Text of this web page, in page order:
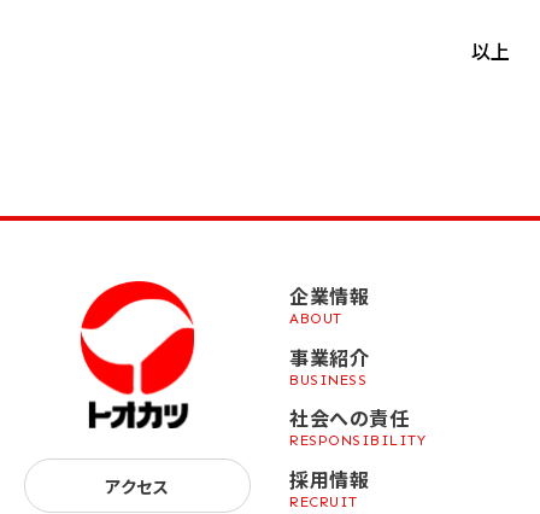
以上
アクセス
企業情報
ABOUT
事業紹介
BUSINESS
社会への責任
RESPONSIBILITY
採用情報
RECRUIT